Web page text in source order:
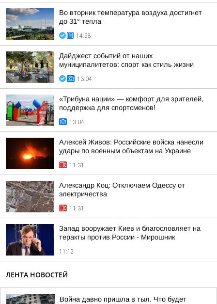
Во вторник температура воздуха достигнет
до 31° тепла
14:58
Дайджест событий от наших
муниципалитетов: спорт как стиль жизни
13:04
«Трибуна нации» — комфорт для зрителей,
поддержка для спортсменов!
13:04
Алексей Живов: Российские войска нанесли
удары по военным объектам на Украине
11:31
Александр Коц: Отключаем Одессу от
электричества
11:31
Запад вооружает Киев и благословляет на
теракты против России - Мирошник
11:12
ЛЕНТА НОВОСТЕЙ
Война давно пришла в тыл. Что будет